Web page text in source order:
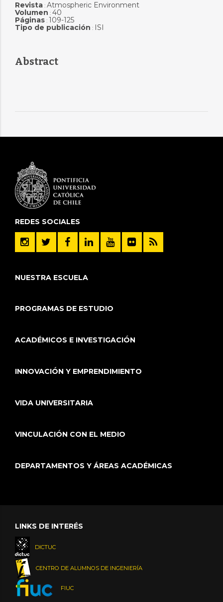
Revista: Atmospheric Environment
Volumen : 40
Páginas: 109-125
Tipo de publicación : ISI
Abstract
REDES SOCIALES
NUESTRA ESCUELA
PROGRAMAS DE ESTUDIO
ACADÉMICOS E INVESTIGACIÓN
INNOVACIÓN Y EMPRENDIMIENTO
VIDA UNIVERSITARIA
VINCULACIÓN CON EL MEDIO
DEPARTAMENTOS Y ÁREAS ACADÉMICAS
LINKS DE INTERÉS
DICTUC
CENTRO DE ALUMNOS DE INGENIERÍA
FIUC